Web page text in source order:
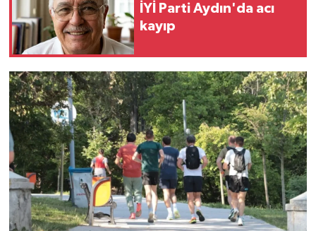
İYİ Parti Aydın'da acı
kayıp